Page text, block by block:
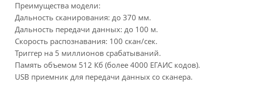
Преимущества модели:
Дальность сканирования: до 370 мм.
Дальность передачи данных: до 100 м.
Скорость распознавания: 100 скан/сек.
Триггер на 5 миллионов срабатываний.
Память объемом 512 Кб (более 4000 ЕГАИС кодов).
USB приемник для передачи данных со сканера.